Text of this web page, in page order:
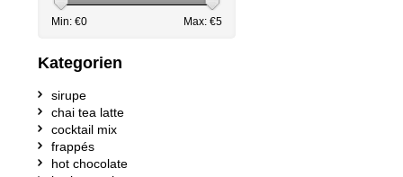
Min: €0 Max: €5
Kategorien
sirupe
chai tea latte
cocktail mix
frappés
hot chocolate